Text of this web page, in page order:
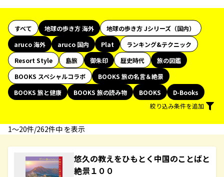
すべて 地球の歩き方 海外
地球の歩き方 Jシリーズ（国内）
aruco 海外
aruco 国内 Plat
ランキング&テクニック
Resort Style
島旅 御朱印 歴史時代
旅の図鑑
BOOKS スペシャルコラボ
BOOKS 旅の名言＆絶景
BOOKS 旅と健康
BOOKS 旅の読み物 BOOKS
D-Books
絞り込み条件を追加
1〜20件/262件中 を表示
悠久の教えをひもとく中国のことばと
絶景１００